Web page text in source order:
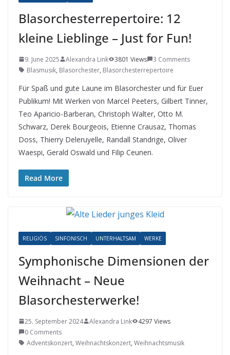
Blasorchesterrepertoire: 12
kleine Lieblinge – Just for Fun!
9. June 2025 Alexandra Link 3801 Views
3 Comments
Blasmusik, Blasorchester, Blasorchesterrepertoire
Für Spaß und gute Laune im Blasorchester und für Euer
Publikum! Mit Werken von Marcel Peeters, Gilbert Tinner,
Teo Aparicio-Barberan, Christoph Walter, Otto M.
Schwarz, Derek Bourgeois, Etienne Crausaz, Thomas
Doss, Thierry Deleruyelle, Randall Standrige, Oliver
Waespi, Gerald Oswald und Filip Ceunen.
Read More
RELIGIÖS SINFONISCH UNTERHALTSAM WERKE
Symphonische Dimensionen der
Weihnacht – Neue
Blasorchesterwerke!
25. September 2024 Alexandra Link
4297 Views
0 Comments
Adventskonzert, Weihnachtskonzert, Weihnachtsmusik